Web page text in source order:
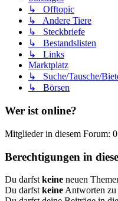
↳ Offtopic
↳ Andere Tiere
↳ Steckbriefe
↳ Bestandslisten
↳ Links
Marktplatz
↳ Suche/Tausche/
↳ Börsen
Wer ist online?
Mitglieder in diesem Forum:
Berechtigungen in
Du darfst keine neuen
Du darfst keine Antworten zu